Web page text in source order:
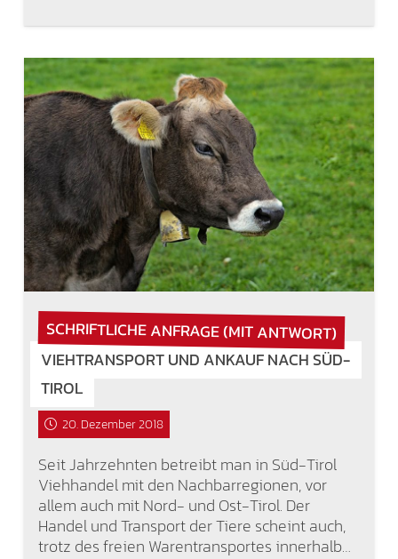
SCHRIFTLICHE ANFRAGE (MIT ANTWORT)
VIEHTRANSPORT UND ANKAUF NACH SÜD-
TIROL
20. Dezember 2018
Seit Jahrzehnten betreibt man in Süd-Tirol
Viehhandel mit den Nachbarregionen, vor
allem auch mit Nord- und Ost-Tirol. Der
Handel und Transport der Tiere scheint auch,
trotz des freien Warentransportes innerhalb…